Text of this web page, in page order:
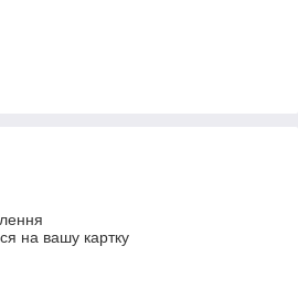
на вашу картку